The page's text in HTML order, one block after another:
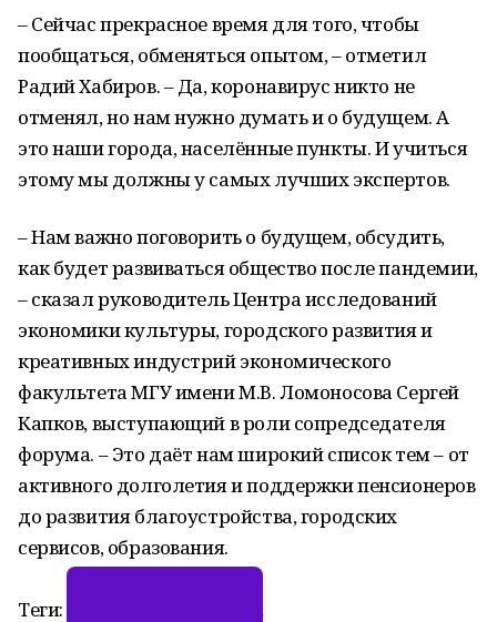
– Сейчас прекрасное время для того, чтобы
пообщаться, обменяться опытом, – отметил
Радий Хабиров. – Да, коронавирус никто не
отменял, но нам нужно думать и о будущем. А
это наши города, населённые пункты. И учиться
этому мы должны у самых лучших экспертов.
– Нам важно поговорить о будущем, обсудить,
как будет развиваться общество после пандемии,
– сказал руководитель Центра исследований
экономики культуры, городского развития и
креативных индустрий экономического
факультета МГУ имени М.В. Ломоносова Сергей
Капков, выступающий в роли сопредседателя
форума. – Это даёт нам широкий список тем – от
активного долголетия и поддержки пенсионеров
до развития благоустройства, городских
сервисов, образования.
Теги: городская среда